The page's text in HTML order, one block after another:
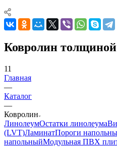
Ковролин
11
Главная
—
Каталог
—
Ковролин
ЛинолеумОстатки линолеума
(LVT)ЛаминатПороги
напольныйМодульная ПВХ